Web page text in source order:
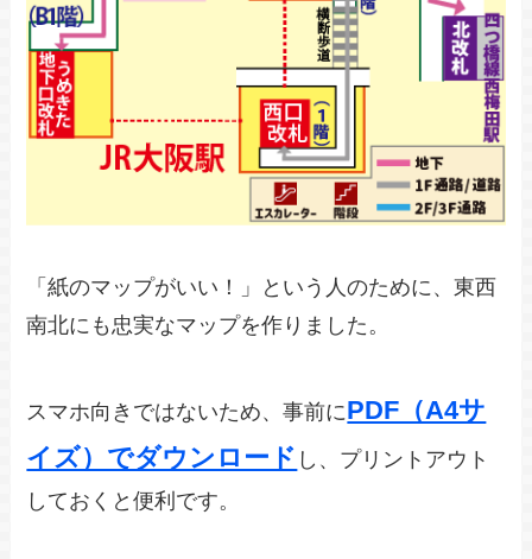
「紙のマップがいい！」という人のために、東西
南北にも忠実なマップを作りました。
スマホ向きではないため、事前にPDF（A4サ
イズ）でダウンロード し、プリントアウト
しておくと便利です。